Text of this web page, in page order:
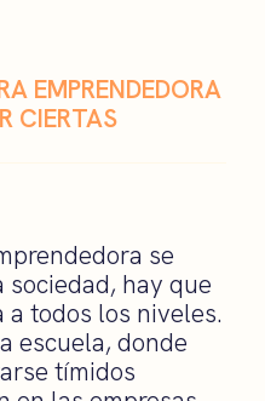
EMPRENDEDORA
CIERTAS
se
hay que
todos los niveles.
escuela, donde
tímidos